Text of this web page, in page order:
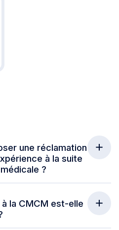
une réclamation
à la suite
?
la CMCM est-elle